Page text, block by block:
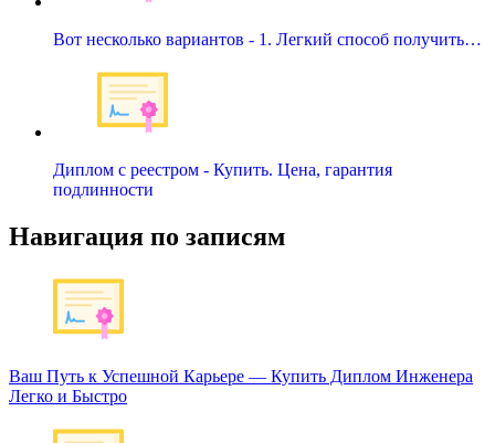
Вот несколько вариантов - 1. Легкий способ получить…
Диплом с реестром - Купить. Цена, гарантия
подлинности
Навигация по записям
Ваш Путь к Успешной Карьере — Купить Диплом Инженера
Легко и Быстро